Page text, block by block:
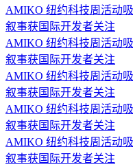
AMIKO 纽约科技周活动
叙事获国际开发者关注
AMIKO 纽约科技周活动
叙事获国际开发者关注
AMIKO 纽约科技周活动
叙事获国际开发者关注
AMIKO 纽约科技周活动
叙事获国际开发者关注
AMIKO 纽约科技周活动
叙事获国际开发者关注